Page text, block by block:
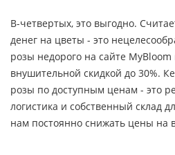
В-четвертых, это выгодно.
денег на цветы - это
розы недорого на сайте
внушительной скидкой до 30%.
розы по доступным ценам - это
логистика и собственный склад
нам постоянно снижать цены на